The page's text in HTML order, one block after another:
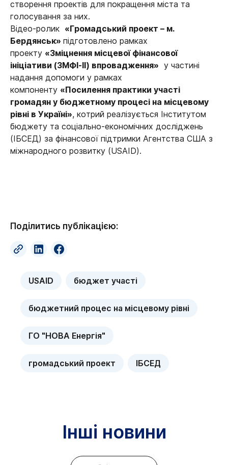
створення проектів для покращення міста та
голосування за них.
Відео-ролик «Громадський проект – м.
Бердянськ» підготовлено рамках
проекту «Зміцнення місцевої фінансової
ініціативи (ЗМФІ-ІІ) впровадження» у частині
надання допомоги у рамках
компоненту «Посилення практики участі
громадян у бюджетному процесі на місцевому
рівні в Україні», котрий реалізується Інститутом
бюджету та соціально-економічних досліджень
(ІБСЕД) за фінансової підтримки Агентства США з
міжнародного розвитку (USAID).
Поділитись публікацією:
USAID бюджет участі
бюджетний процес на місцевому рівні
ГО "НОВА Енергія"
громадський проект ІБСЕД
Інші новини